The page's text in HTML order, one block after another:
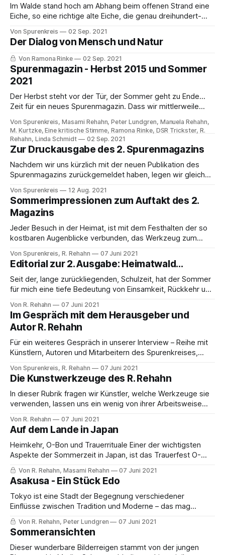
Unfreiheit in ihre Länder kamen.
Im Walde stand hoch am Abhang beim offenen Strand eine
Eiche, so eine richtige alte Eiche, die genau dreihundert-
bedeutete für den Baum nicht mehr als ebenso viele Tage
für uns Menschen; wir sind am Tage wach, schlafen in der
Nacht und
Von Spurenkreis 02 Sep. 2021
Der Dialog von Mensch und Natur
Von Ramona Rinke 02 Sep. 2021
Spurenmagazin - Herbst 2015 und Sommer
2021
Der Herbst steht vor der Tür, der Sommer geht zu Ende...
Zeit für ein neues Spurenmagazin. Dass wir mittlerweile
großer Freude und Sie, liebe Leser, hoffentlich ebenfalls.
Wie immer werden die einzelnen Artikel nun kurz auf diesen
Seiten erscheinen, bevor die
Von Spurenkreis, Masami Rehahn, Peter Lundgren, Manuela Rehahn,
M. Kurtzke, Eine kritische Stimme, Ramona Rinke, DSR Trickster, R.
Rehahn, Linda Schmidt
02 Sep. 2021
Zur Druckausgabe des 2. Spurenmagazins
Nachdem wir uns kürzlich mit der neuen Publikation des
Spurenmagazins zurückgemeldet haben, legen wir gleich
interessanten Artikeln und Fotografien ist, nach. Diesmal
geht es um den Sommer, der sich in den vielen Inhalten des
Magazins widerspiegelt und darüber hinaus gibt es natürlich
Von Spurenkreis 12 Aug. 2021
Sommerimpressionen zum Auftakt des 2.
Magazins
Jeder Besuch in der Heimat, ist mit dem Festhalten der so
kostbaren Augenblicke verbunden, das Werkzeug zum
wegzudenken, aber manchmal kommen einem Zweifel
daran auf. Natürlich, die Bilder sind wunderschön und
existieren aufgrund dieser ständigen Bereitschaft etwas
einzufangen, doch verliert man
Von Spurenkreis, R. Rehahn 07 Juni 2021
Editorial zur 2. Ausgabe: Heimatwald...
Seit der, lange zurückliegenden, Schulzeit, hat der Sommer
für mich eine tiefe Bedeutung von Einsamkeit, Rückkehr und
oft keiner Menschenseele begegnet, weil Schule oder
Arbeit pausieren, und sich jeder auf irgendeine Reise nah
oder fern begibt. Orte werden aufgesucht oder bereist,
Von R. Rehahn 07 Juni 2021
Im Gespräch mit dem Herausgeber und
Autor R. Rehahn
Für ein weiteres Gespräch in unserer Interview – Reihe mit
Künstlern, Autoren und Mitarbeitern des Spurenkreises,
unterhalten. Er beantwortet Fragen über den Ursprung
seiner Kunst & seines Schreibens und zur Verlagsarbeit.
Herr Rehahn, seit wann beschäftigen sie sich mit dem
Schreiben,
Von Spurenkreis, R. Rehahn 07 Juni 2021
Die Kunstwerkzeuge des R. Rehahn
In dieser Rubrik fragen wir Künstler, welche Werkzeuge sie
verwenden, lassen uns ein wenig von ihrer Arbeitsweise
----------------------------------------------------------
------------ Mit dem Schreiben begann auch eine
Faszination für Papier und Füllfederhalter, nicht unbedingt
allein von guter Qualität, denn Ideen und Gedanken
Von R. Rehahn 07 Juni 2021
Auf dem Lande in Japan
Heimkehr, O-Bon und Trauerrituale Einer der wichtigsten
Aspekte der Sommerzeit in Japan, ist das Trauerfest O-
Bon, bei dem, ähnlich wie unser Seelensonntag, die
Verblichenen in unsere Welt zurückkehren. Weil viele
Menschen nicht länger in ihrer Heimat leben, sondern dem
Ruf des Lebens in andere Städte gefolgt sind, sei
Von R. Rehahn, Masami Rehahn 07 Juni 2021
Asakusa - Ein Stück Edo
Tokyo ist eine Stadt der Begegnung verschiedener
Einflüsse zwischen Tradition und Moderne – das mag
anfangs nicht sichtbar sein, da die gigantische Architektur
und die Millionen von Menschen den Blick auf etwas
anderes lenken! Die traditionelle Seite der Metropole ist
zwar überall zu finden, im Stadtteil Asakusa jedoch,
Von R. Rehahn, Peter Lundgren 07 Juni 2021
Sommeransichten
Dieser wunderbare Bilderreigen stammt von der jungen